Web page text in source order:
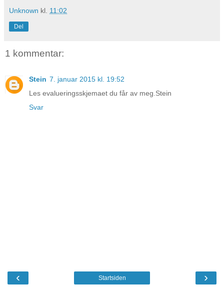
Unknown kl. 11:02
Del
1 kommentar:
Stein 7. januar 2015 kl. 19:52
Les evalueringsskjemaet du får av meg.Stein
Svar
‹ ›
Startsiden